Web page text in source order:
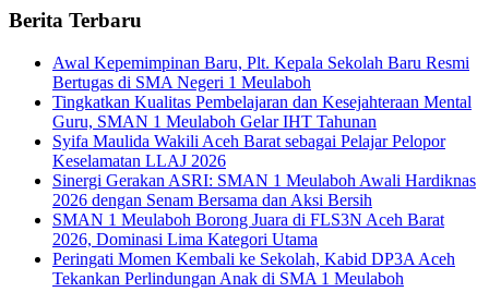
Berita Terbaru
Awal Kepemimpinan Baru, Plt. Kepala Sekolah Baru Resmi
Bertugas di SMA Negeri 1 Meulaboh
Tingkatkan Kualitas Pembelajaran dan Kesejahteraan Mental
Guru, SMAN 1 Meulaboh Gelar IHT Tahunan
Syifa Maulida Wakili Aceh Barat sebagai Pelajar Pelopor
Keselamatan LLAJ 2026
Sinergi Gerakan ASRI: SMAN 1 Meulaboh Awali Hardiknas
2026 dengan Senam Bersama dan Aksi Bersih
SMAN 1 Meulaboh Borong Juara di FLS3N Aceh Barat
2026, Dominasi Lima Kategori Utama
Peringati Momen Kembali ke Sekolah, Kabid DP3A Aceh
Tekankan Perlindungan Anak di SMA 1 Meulaboh